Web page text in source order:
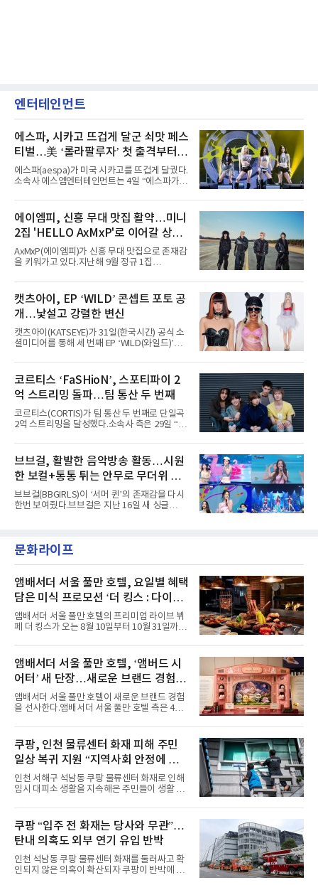
엔터테인먼트
에스파, 시카고 뜨겁게 달군 쇠맛 페스
티벌…美 ‘롤라팔루자’ 첫 출격부터
증명한 존재감
에스파(aespa)가 미국 시카고를 뜨겁게 달궜다.
소속사 에스엠엔터테인먼트는 4일 “에스파가
서 열린 ‘롤라팔루자 시카고’(Lollapalooza
Chicago)의 알리안츠 스테이지에 올랐다”며
“총 14곡으로 구성된 세트리스트를 선사, 데뷔 7
년 차다운 노련한 무대 매너와 파워풀한 에너지
로 현장의 분위기를 압도했다”고 밝혔다.1991
년 시작된 ‘롤라팔루자’는 8개 스테이지, 170여
팀의 아티스트와 40만 명 이상의 관객이 운집하
코르티스 등 K팝 스타들이 출연진 명단에 이름
을 올렸다.이날 에스파는
에이엠피, 신흥 무대 맛집 활약…미니
2집 'HELLO AxMxP'로 이어갈 상승
세
AxMxP(에이엠피)가 신흥 무대 맛집으로 존재감
을 키워가고 있다.지난해 9월 정규 1집
AxMxP는 데뷔 전부터 버스킹과 각종 페스티벌,
공연 무대에 오르며 실전 경험을 쌓아왔다.이들
은 소속사 패밀리 콘서트를 비롯해 '뷰티풀 민트
라이프 2025', '2025 부산국제록페스티벌' 등 대
형 무대에 잇달아 출연해 당찬 에너지와 풋풋한
매력으로 음악팬들의 눈도장을 찍었다.이후
AxMxP는 '카운트다운 판타지 2025-2026',
정적인 실력을 입증했고, 올해 '2026 어썸뮤직
페스티벌', '뷰티풀 민트 라이프 2026', '2026
캣츠아이, EP ‘WILD’ 콘셉트 포토 공
개…낯설고 강렬한 변신
캣츠아이(KATSEYE)가 31일(한국시간) 공식 소
셜미디어를 통해 세 번째 EP ‘WILD(와일드)’의
heart(와일드 하트)’라는 제목이 붙은 콘셉트 포
토에는 멤버들의 본능적이고 야성적인 면모가
강렬하게 담겼다. 짙은 아이섀도와 푸른빛·금빛·
붉은빛의 컬러 렌즈가 비현실적인 분위기를 자
아내고, 여러 원색이 불규칙하게 뒤섞인 멀티컬
러 헤어와 과감한 블루·블랙 립 메이크업이 낯설
고도 매혹적인 비주얼을 완성했다.스타일링 역
엣을 거침없이 결합했다. 멤버들은 각기 다른 개
성을 살린 스타일링을 선
코르티스 ‘FaSHioN’, 스포티파이 2
억 스트리밍 돌파…팀 통산 두 번째
코르티스(CORTIS)가 팀 통산 두 번째로 단일곡
2억 스트리밍을 달성했다.소속사 측은 29일 “코
벌 오디오·음원 스트리밍 플랫폼 스포티파이에
서 27일 자로 누적 재생 수 2억 회를 돌파했
다”고 밝혔다.곡이 발표된 지 약 10개월 만이다.
팀의 첫 번째 2억 스트리밍 곡은 동일 음반에 수
록된 ‘GO!’다. 이 노래는 공개 약 9개월 만인 지
난달 26일 자에 2억 고지를 밟았다. 이는 최근 5
년 내 데뷔한 보이그룹의 곡 중 최단기 2억 달성
했다. “내 티, 5 bucks 바지는, 만원” 등 멤버들
의 라이프 스타일
브브걸, 활발한 음악방송 활동…시원
한 보컬+통통 튀는 안무로 무더위 사
냥
브브걸(BBGIRLS)이 ‘서머 퀸’의 존재감을 다시
한번 보여줬다.브브걸은 지난 16일 새 싱글
MBC '쇼! 음악중심', SBS '인기가요' 등 주요 음
악방송 무대에 올라 화려한 퍼포먼스를 펼쳤다.
력을 앞세워 매 무대 색다른 볼거리를 선사했다.
특히 화사한 파스텔 톤의 비치웨어부터 청량한
마린룩, 햇살 아래 반짝이는 물결을 연상시키는
스커트, 강렬한 붉은 계열의 스타일링까지 각기
다른 매력을 선보였다. 브브걸은 다채로운 여름
패션을 완벽하게 소화하며 보
문화라이프
앰배서더 서울 풀만 호텔, 요일별 혜택
담은 미식 프로모션 ‘더 킹스 : 다이닝
프리빌리지즈’ 선봬
앰배서더 서울 풀만 호텔의 프리미엄 라이브 뷔
페 더 킹스가 오는 8월 10일부터 10월 31일까지
즈’를 선보인다.앰배서더 서울 풀만 호텔 측은
“요일마다 다른 즐거움과 한층 깊어진 미식의 여
유를 경험할 수 있도록 기획했다”고 밝혔다.먼저
월요일과 화요일에는 한 주의 문을 여는 여유로
운 식사를 테마로 다양한 혜택이 마련된다. 런치
이용 시 성인 5인 이상 사전 예약 고객에게 성인
1인 무료 혜택을 제공하며, 디너 이용 시에는 성
유료 회원 고객을 대상으로 5% 추가 할인 또는
바우처 1매 추가
앰배서더 서울 풀만 호텔, ‘앰버드 시
어터’ 새 단장…새로운 브랜드 경험 선
사
앰배서더 서울 풀만 호텔이 새로운 브랜드 경험
을 선사한다.앰배서더 서울 풀만 호텔 측은 4일
이야기를 담은 인형 극장 콘셉트의 공간 ‘앰버드
시어터(Ambird Theater)’를 새롭게 선보인
다”고 밝혔다.앰배서더 서울 풀만 호텔은 로비
한편에 마련된 앰버드 존을 통해 앰버드의 세계
관을 소개해왔다. 앰버드 존은 앰버드가 우주여
행 중 수집한 다양한 굿즈를 전시한 '앰버드 플래
닛(Ambird Planet)과 계절별 플라워 연출로 사
라 극장을 모티브로 한 데코레이션으로 구성됐
다. 무대 공간 및 티켓 박스
쿠팡, 인천 물류센터 화재 피해 주민
일상 복귀 지원 “지역사회 안정에 총
력”
인천 서해구 석남동 쿠팡 물류센터 화재로 인해
임시 대피소 생활을 지속해온 주민들이 생활 터
필먼트서비스(CFS)가 지난 28일부터 화재 피해
주민을 대상으로 전문 출장 청소서비스 지원에
나섬으로써 본격적인 지역사회 복구 작업이 시
작된 것이다.대피소 주민 중심 청소 접수, 첫날
부터 2가구 지원 완료CFS는 신현초등학교, 신
현북초등학교, 신현여자중학교 등 인천 서해구
관내 임시 대피소 3곳에서 체류해온 화재 피해
쿠팡 “입주 전 화재는 당사와 무관”…
탄내 의혹도 외부 연기 유입 반박
인천 석남동 쿠팡 물류센터 화재를 둘러싸고 확
인되지 않은 의혹이 확산되자 쿠팡이 반박에 나